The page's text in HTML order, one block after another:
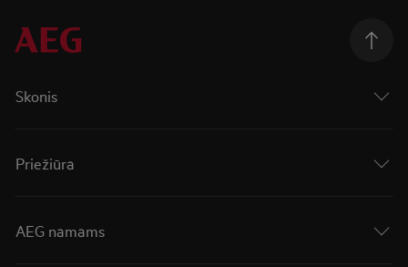
Skonis
Priežiūra
AEG namams